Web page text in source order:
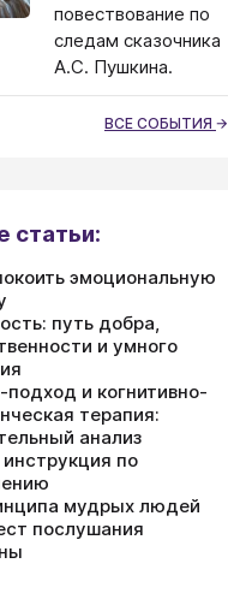
повествование по
следам сказочника
А.С. Пушкина.
ВСЕ СОБЫТИЯ
статьи:
эмоциональную
путь добра,
и умного
подход и когнитивно-
терапия:
анализ
по
мудрых людей
послушания